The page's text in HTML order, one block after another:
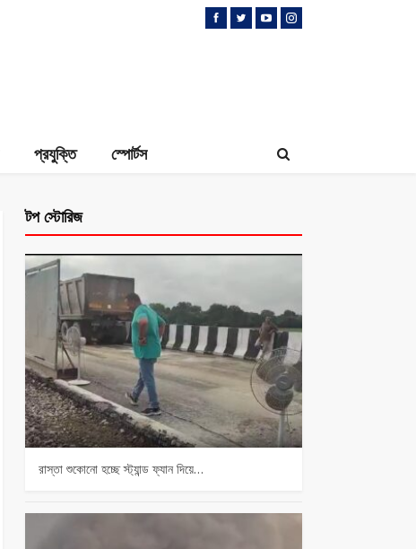
প্রযুক্তি স্পোর্টস
টপ স্টোরিজ
রাস্তা শুকোনো হচ্ছে স্ট্যান্ড ফ্যান দিয়ে…